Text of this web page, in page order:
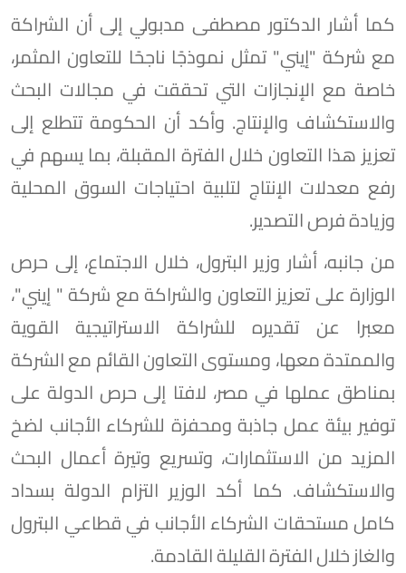
كما أشار الدكتور مصطفى مدبولي إلى أن الشراكة
مع شركة "إيني" تمثل نموذجًا ناجحًا للتعاون المثمر،
خاصة مع الإنجازات التي تحققت في مجالات البحث
والاستكشاف والإنتاج. وأكد أن الحكومة تتطلع إلى
تعزيز هذا التعاون خلال الفترة المقبلة، بما يسهم في
رفع معدلات الإنتاج لتلبية احتياجات السوق المحلية
وزيادة فرص التصدير.
من جانبه، أشار وزير البترول، خلال الاجتماع، إلى حرص
الوزارة على تعزيز التعاون والشراكة مع شركة " إيني"،
معبرا عن تقديره للشراكة الاستراتيجية القوية
والممتدة معها، ومستوى التعاون القائم مع الشركة
بمناطق عملها في مصر، لافتا إلى حرص الدولة على
توفير بيئة عمل جاذبة ومحفزة للشركاء الأجانب لضخ
المزيد من الاستثمارات، وتسريع وتيرة أعمال البحث
والاستكشاف. كما أكد الوزير التزام الدولة بسداد
كامل مستحقات الشركاء الأجانب في قطاعي البترول
والغاز خلال الفترة القليلة القادمة.